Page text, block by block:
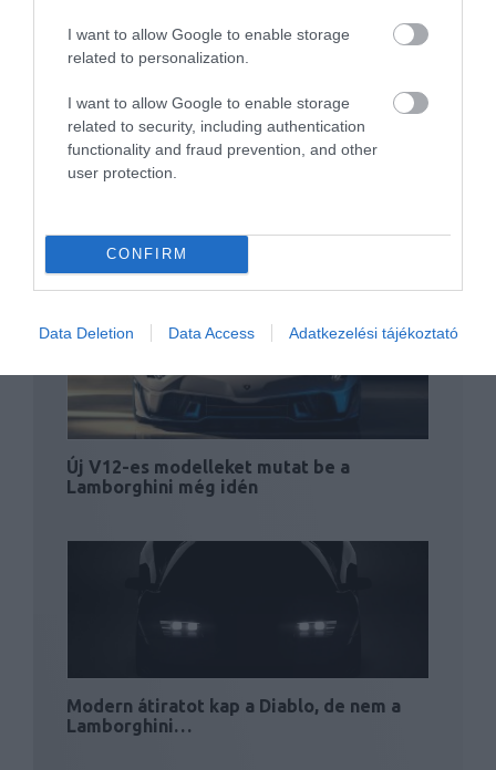
I want to allow Google to enable storage
related to personalization.
I want to allow Google to enable storage
related to security, including authentication
functionality and fraud prevention, and other
user protection.
CONFIRM
Data Deletion Data Access Adatkezelési tájékoztató
Ez lesz a…
Új V12-es modelleket mutat be a
Lamborghini még idén
Modern átiratot kap a Diablo, de nem a
Lamborghini…